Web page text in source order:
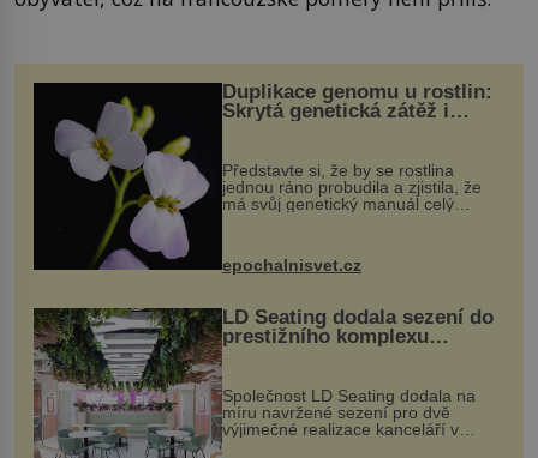
Duplikace genomu u rostlin:
Skrytá genetická zátěž i
Představte si, že by se rostlina
jednou ráno probudila a zjistila, že
má svůj genetický manuál celý
vstupenka...
epochalnisvet.cz
LD Seating dodala sezení do
prestižního komplexu
MediaCityUK v Salfordu
Společnost LD Seating dodala na
míru navržené sezení pro dvě
výjimečné realizace kanceláří v
areálu MediaCityUK v anglickém